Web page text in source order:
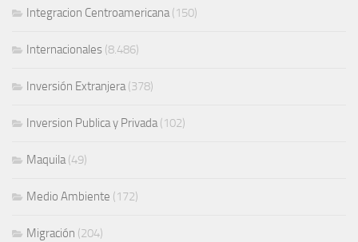
Integracion Centroamericana(150)
Internacionales (8.486)
Inversión Extranjera(378)
Inversion Publica y Privada(102)
Maquila(49)
Medio Ambiente (172)
Migración (204)